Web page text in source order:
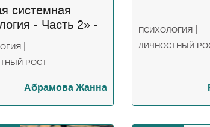
системная
- Часть 2» -
курс Жанны
|
РОСТ
Абрамова Жанна
ПСИХОЛОГИЯ |
ЛИЧНОСТНЫЙ